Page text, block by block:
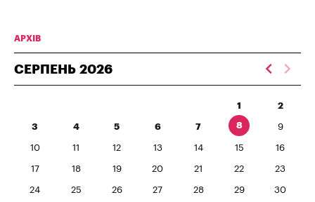
АРХІВ
СЕРПЕНЬ 2026
1 2
3 4 5 6 7 8 9
10 11 12 13 14 15 16
17 18 19 20 21 22 23
24 25 26 27 28 29 30